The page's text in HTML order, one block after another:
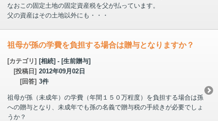
なおこの固定土地の固定資産税を父が払っています。
父の資産はその土地以外にも・・・
祖母が孫の学費を負担する場合は贈与となりますか？
[カテゴリ] [相続] - [生前贈与]
[投稿日] 2012年09月02日
[回答] 3件
祖母が孫（未成年）の学費（年間１５０万程度）を負担する場合は孫
への贈与となり、未成年でも孫の名義で贈与税の手続きが必要でしょ
うか？